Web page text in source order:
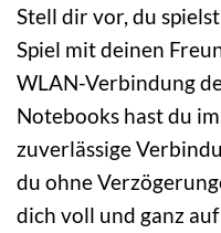
Stell dir vor, du
Spiel mit deinen
WLAN-Verbindung
Notebooks hast du
zuverlässige
du ohne
dich voll und ganz